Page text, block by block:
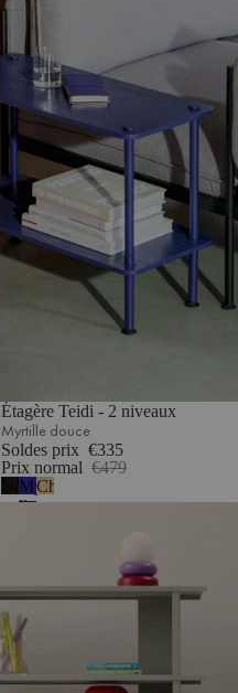
Étagère Teidi - 2 niveaux
Myrtille douce
Soldes prix €335
Prix normal €479
Noir
volcan
Myrtille
douce
Chêne